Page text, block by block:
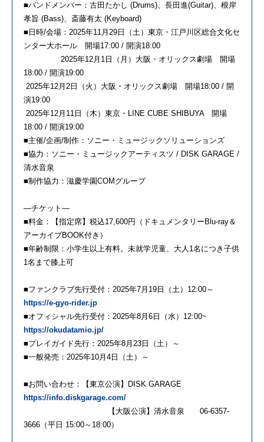
■バンドメンバー：古田たかし (Drums)、長田進(Guitar)、根岸
孝旨 (Bass)、斎藤有太 (Keyboard)
■日時/会場：2025年11月29日（土）東京・江戸川区総合文化セ
ンター大ホール 開場17:00 / 開演18:00
2025年12月1日（月）大阪・オリックス劇場 開場
18:00 / 開演19:00
2025年12月2日（火）大阪・オリックス劇場 開場18:00 / 開
演19:00
2025年12月11日（木）東京・LINE CUBE SHIBUYA 開場
18:00 / 開演19:00
■主催/企画/制作：ソニー・ミュージックソリューションズ
■協力：ソニー・ミュージックアーティスツ / DISK GARAGE /
清水音泉
■制作協力：滋慶学園COMグループ
―チケット―
■料金：【指定席】税込17,600円（ドキュメンタリーBlu-ray＆
アーカイブBOOK付き）
■年齢制限：小学生以上有料。未就学児童、大人1名につき子供
1名まで膝上可
■ファンクラブ先行受付：2025年7月19日（土）12:00～
https://e-gyo-rider.jp
■オフィシャル先行受付：2025年8月6日（水）12:00~
https://okudatamio.jp/
■プレイガイド先行：2025年8月23日（土）～
■一般発売：2025年10月4日（土）～
■お問い合わせ：【東京公演】DISK GARAGE
https://info.diskgarage.com/
【大阪公演】清水音泉 06-6357-
3666（平日 15:00～18:00）